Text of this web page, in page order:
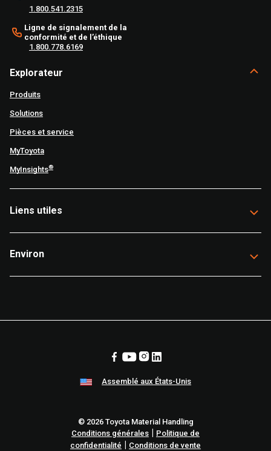
1.800.541.2315
Ligne de signalement de la
conformité et de l’éthique
1.800.778.6169
Explorateur
Produits
Solutions
Pièces et service
MyToyota
MyInsights®
Liens utiles
Environ
Assemblé aux États-Unis
© 2026 Toyota Material Handling
Conditions générales | Politique de
confidentialité | Conditions de vente